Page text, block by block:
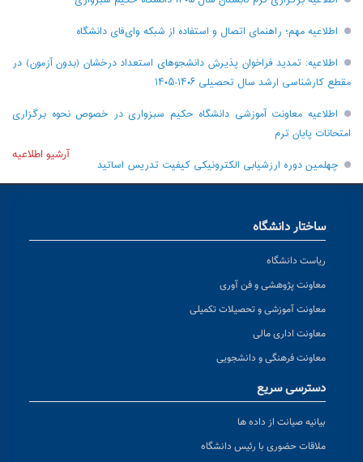
اطلاعیه مهم؛ راهنمای اتصال و استفاده از شبکه وای‌فای دانشگاه
اطلاعیه: تمدید فراخوان پذیرش دانشجو‌های استعداد درخشان (بدون آزمون) در
مقطع کارشناسی ارشد سال تحصیلی ۱۴۰۶-۱۴۰۵
اطلاعیه معاونت آموزشی دانشگاه حکیم سبزواری در خصوص نحوه برگزاری
امتحانات پایان ترم
چهلمین دوره ارزشیابی الکترونیکی کیفیت تدریس اساتید
آرشیو اطلاعیه
ساختار دانشگاه
ریاست دانشگاه
معاونت پژوهشی و فن آوری
معاونت آموزشی و تحصیلات تکمیلی
معاونت اداری مالی
معاونت فرهنگی و دانشجویی
دسترسی سریع
بیانیه صیانت از داده ها
ملاقات حضوری با رئیس دانشگاه